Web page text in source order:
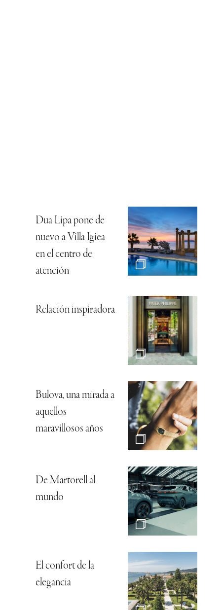
Dua Lipa pone de
nuevo a Villa Igiea
en el centro de
atención
Relación inspiradora
Bulova, una mirada a
aquellos
maravillosos años
De Martorell al
mundo
El confort de la
elegancia